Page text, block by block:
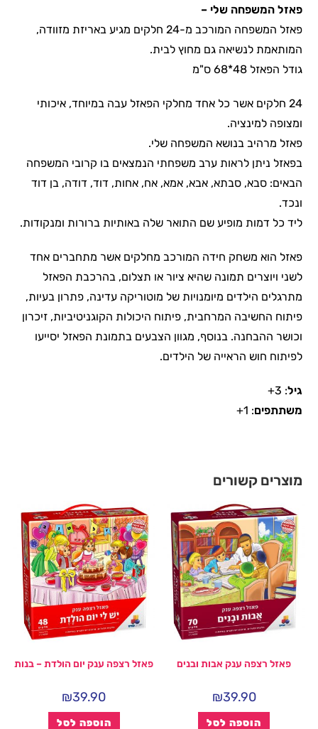
פאזל המשפחה שלי –
פאזל המשפחה המורכב מ-24 חלקים מגיע באריזת מזוודה,
המותאמת לנשיאה גם מחוץ לבית.
גודל הפאזל 48*68 ס"מ
24 חלקים אשר כל אחד מחלקי הפאזל עבה במיוחד, איכותי
ומצופה למינציה.
פאזל מרהיב בנושא המשפחה שלי.
בפאזל ניתן לראות ערב משפחתי הנמצאים בו קרובי המשפחה
הבאים: סבא, סבתא, אבא, אמא, אח, אחות, דוד, דודה, בן דוד
ונכד.
ליד כל דמות מופיע שם התואר שלה באותיות ברורות ומנקודות.
פאזל הוא משחק חידה המורכב מחלקים אשר מתחברים אחד
לשני ויוצרים תמונה שהיא ציור או תצלום, בהרכבת הפאזל
מתרגלים הילדים מיומנויות של מוטוריקה עדינה, פתרון בעיות,
פיתוח החשיבה המרחבית, פיתוח היכולות הקוגניטיביות, זיכרון
וכושר ההבחנה. בנוסף, מגוון הצבעים בתמונת הפאזל יסייעו
לפיתוח חוש הראייה של הילדים.
גיל: 3+
משתתפים: 1+
מוצרים קשורים
פאזל רצפה ענק אבות ובנים
₪39.90
הוספה לסל
פאזל רצפה ענק יום הולדת – בנות
₪39.90
הוספה לסל